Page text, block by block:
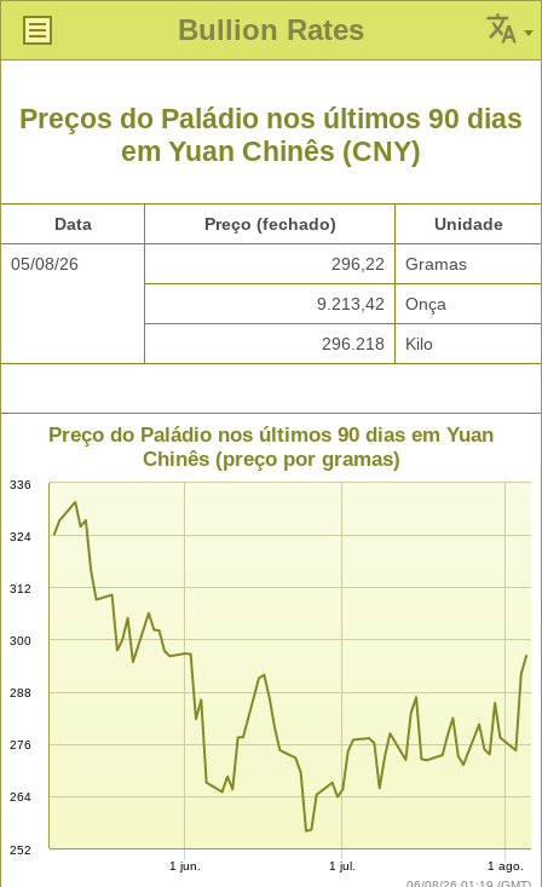
Bullion Rates
Preços do Paládio nos últimos 90 dias
em Yuan Chinês (CNY)
Data Preço (fechado) Unidade
05/08/26 296,22 Gramas
9.213,42 Onça
296.218 Kilo
Preço do Paládio nos últimos 90 dias em Yuan
Chinês (preço por gramas)
252
264
276
288
300
312
324
336
1 jun. 1 jul. 1 ago.